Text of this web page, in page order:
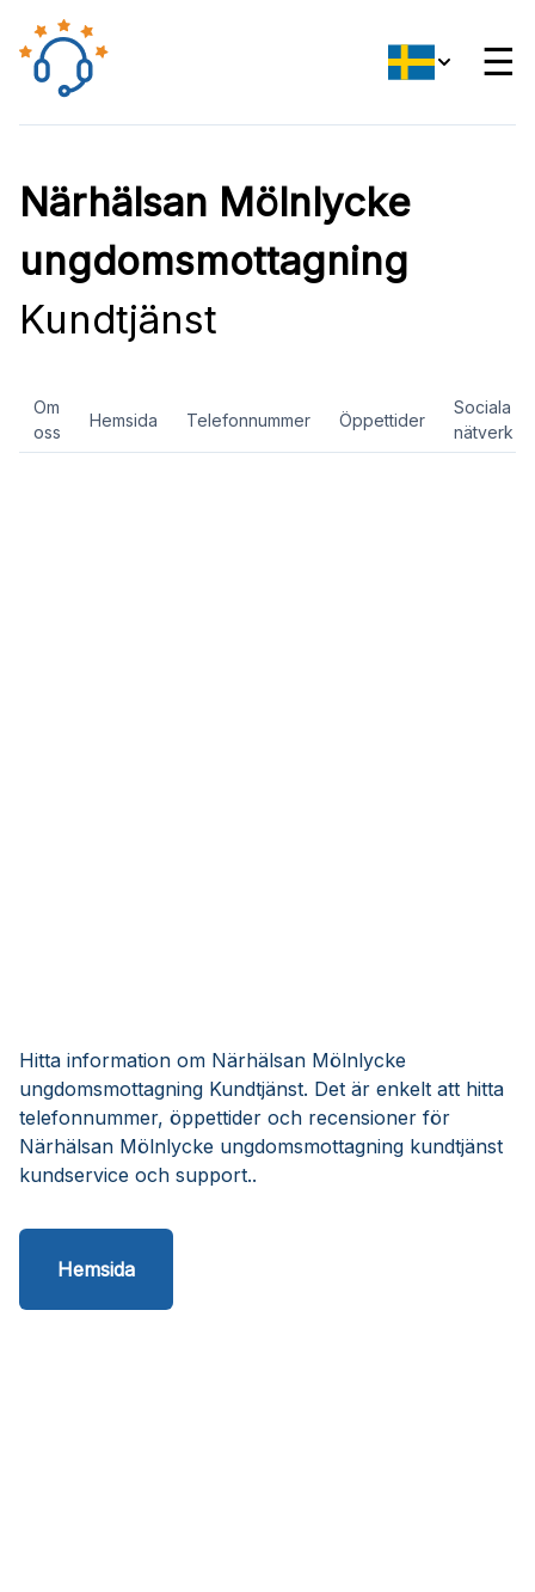
☰
Närhälsan Mölnlycke
ungdomsmottagning
Kundtjänst
Om
oss
Hemsida Telefonnummer Öppettider
Sociala
nätverk
Hitta information om Närhälsan Mölnlycke
ungdomsmottagning Kundtjänst. Det är enkelt att hitta
telefonnummer, öppettider och recensioner för
Närhälsan Mölnlycke ungdomsmottagning kundtjänst
kundservice och support..
Hemsida